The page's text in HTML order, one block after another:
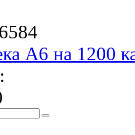
А6 на 1200